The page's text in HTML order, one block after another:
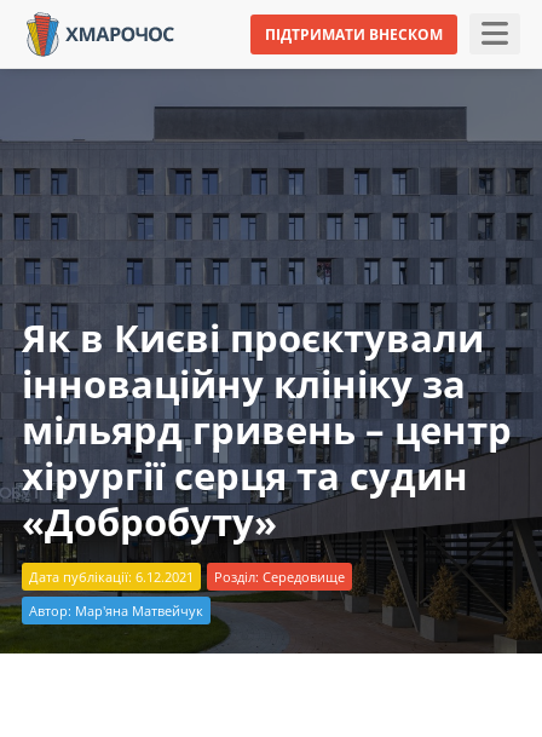
ПІДТРИМАТИ ВНЕСКОМ
Як в Києві проєктували
інноваційну клініку за
мільярд гривень – центр
хірургії серця та судин
«Добробуту»
Дата публікації: 6.12.2021 Розділ: Середовище
Автор: Мар'яна Матвейчук